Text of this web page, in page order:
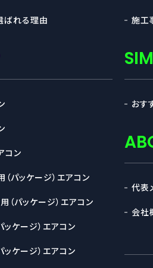
ばれる理由
コン
パッケージ）エアコン
（パッケージ）エアコン
ッケージ）エアコン
ケージ）エアコン
施工
おす
代表
会社